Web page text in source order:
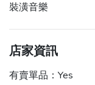
裝潢音樂
店家資訊
有賣單品： Yes